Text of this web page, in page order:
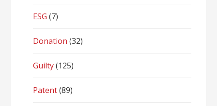
ESG (7)
Donation (32)
Guilty(125)
Patent(89)